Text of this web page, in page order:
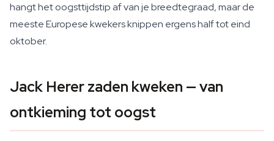
hangt het oogsttijdstip af van je breedtegraad, maar de
meeste Europese kwekers knippen ergens half tot eind
oktober.
Jack Herer zaden kweken — van
ontkieming tot oogst